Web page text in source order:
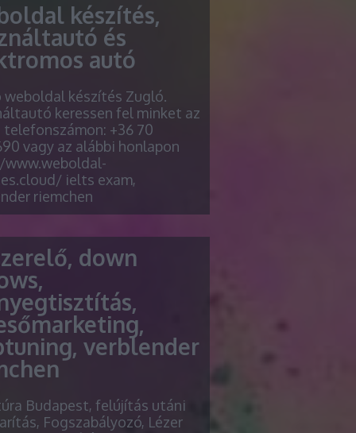
készítés,
és
autó
weboldal készítés Zugló.
keressen fel minket az
telefonszámon: +36 70
vagy az alábbi honlapon
ielts exam,
riemchen
down
verblender
Budapest, felújítás utáni
Fogszabályozó, Lézer